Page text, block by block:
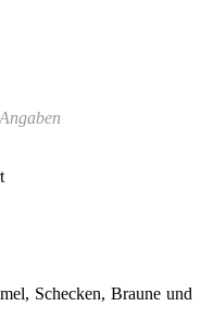
Schecken, Braune und